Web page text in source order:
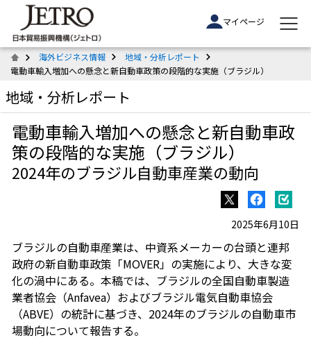
マイページ
海外ビジネス情報
地域・分析レポート
電動車輸入増加への懸念と新自動車政策の段階的な実施（ブラジル）
地域・分析レポート
電動車輸入増加への懸念と新自動車政
策の段階的な実施（ブラジル）
2024年のブラジル自動車産業の動向
2025年6月10日
ブラジルの自動車産業は、中資系メーカーの台頭と連邦
政府の新自動車政策「MOVER」の実施により、大きな変
化の渦中にある。本稿では、ブラジルの全国自動車製造
業者協会（Anfavea）およびブラジル電気自動車協会
（ABVE）の統計に基づき、2024年のブラジルの自動車市
場動向について報告する。